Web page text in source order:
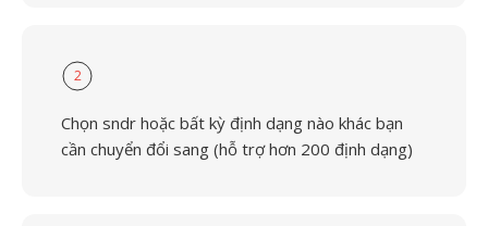
2
Chọn sndr hoặc bất kỳ định dạng nào khác bạn
cần chuyển đổi sang (hỗ trợ hơn 200 định dạng)